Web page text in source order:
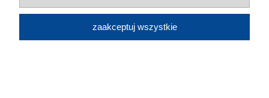
Zero Drip Plus,Heaven 2.0,In-Lighti,Inka Lux
i Plus,Maxima,Nest Plus,Tweet,Odette,
zaakceptuj wszystkie